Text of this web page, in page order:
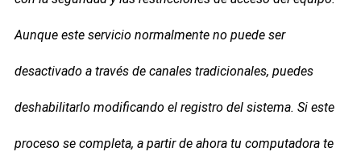
Aunque este servicio normalmente no puede ser
desactivado a través de canales tradicionales, puedes
deshabilitarlo modificando el registro del sistema. Si este
proceso se completa, a partir de ahora tu computadora te